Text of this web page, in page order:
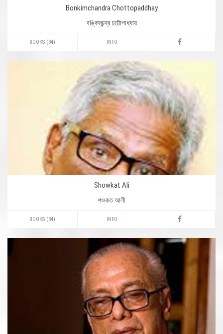
Bonkimchandra Chottopaddhay
বঙ্কিমচন্দ্র চট্টোপাধ্যায়
BOOKS (34) INFO
Showkat Ali
শওকত আলী
BOOKS (34) INFO